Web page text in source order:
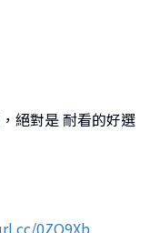
絕對是 耐看的好選
0ZO9Xb